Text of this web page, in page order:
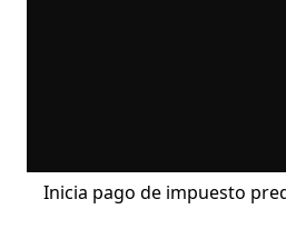
Inicia pago de impuesto